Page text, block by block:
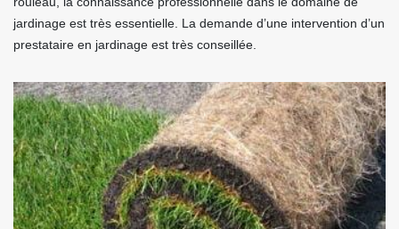
jardinage est très essentielle. La demande d’une intervention d’un
prestataire en jardinage est très conseillée.